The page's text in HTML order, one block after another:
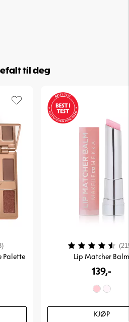
til deg
Palette
Lip Matcher
139,-
KJØP
Karakter: